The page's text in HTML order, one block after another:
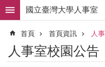
跳到主要內容區塊
進
階
搜
尋
國立臺灣大學人事室
首頁 首頁資訊 人
人事室校園公告